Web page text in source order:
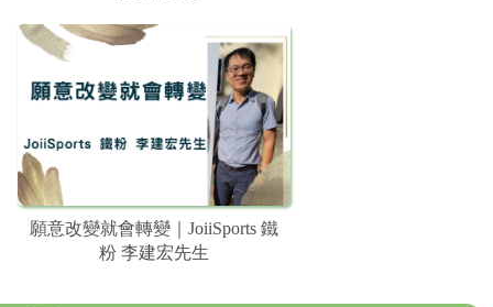
願意改變就會轉變｜JoiiSports 鐵
粉 李建宏先生